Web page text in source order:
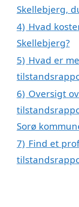
Skellebjerg,
4) Hvad
Skellebjerg?
5) Hvad er
6) Oversigt
Sorø
7) Find et